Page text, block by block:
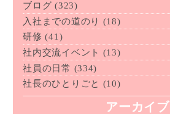
ブログ (323)
入社までの道のり (18)
研修 (41)
社内交流イベント (13)
社員の日常 (334)
社長のひとりごと (10)
アーカイブ